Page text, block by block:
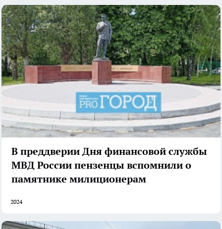
В преддверии Дня финансовой службы
МВД России пензенцы вспомнили о
памятнике милиционерам
2024